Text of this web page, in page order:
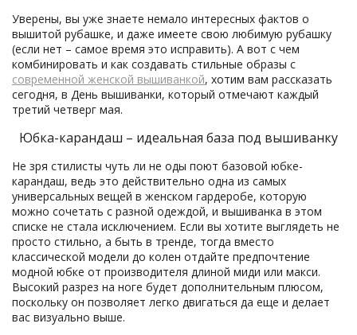
Уверены, вы уже знаете немало интересных фактов о
вышитой рубашке, и даже имеете свою любимую рубашку
(если нет – самое время это исправить). А вот с чем
комбинировать и как создавать стильные образы с
современной женской вышиванкой, хотим вам рассказать
сегодня, в День вышиванки, который отмечают каждый
третий четверг мая.
Юбка-карандаш – идеальная база под вышиванку
Не зря стилисты чуть ли не оды поют базовой юбке-
карандаш, ведь это действительно одна из самых
универсальных вещей в женском гардеробе, которую
можно сочетать с разной одеждой, и вышиванка в этом
списке не стала исключением. Если вы хотите выглядеть не
просто стильно, а быть в тренде, тогда вместо
классической модели до колен отдайте предпочтение
модной юбке от производителя длиной миди или макси.
Высокий разрез на ноге будет дополнительным плюсом,
поскольку он позволяет легко двигаться да еще и делает
вас визуально выше.